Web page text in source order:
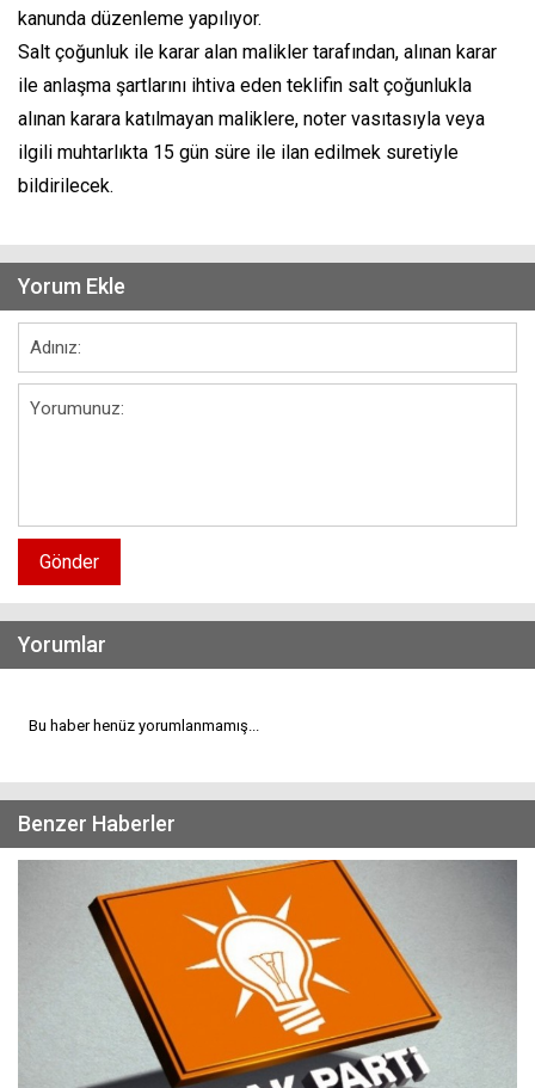
kanunda düzenleme yapılıyor.
Salt çoğunluk ile karar alan malikler tarafından, alınan karar
ile anlaşma şartlarını ihtiva eden teklifin salt çoğunlukla
alınan karara katılmayan maliklere, noter vasıtasıyla veya
ilgili muhtarlıkta 15 gün süre ile ilan edilmek suretiyle
bildirilecek.
Yorum Ekle
Gönder
Yorumlar
Bu haber henüz yorumlanmamış...
Benzer Haberler